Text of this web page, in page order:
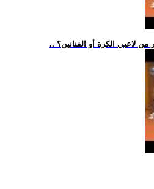
لاعبي الكرة أو الفنانين؟